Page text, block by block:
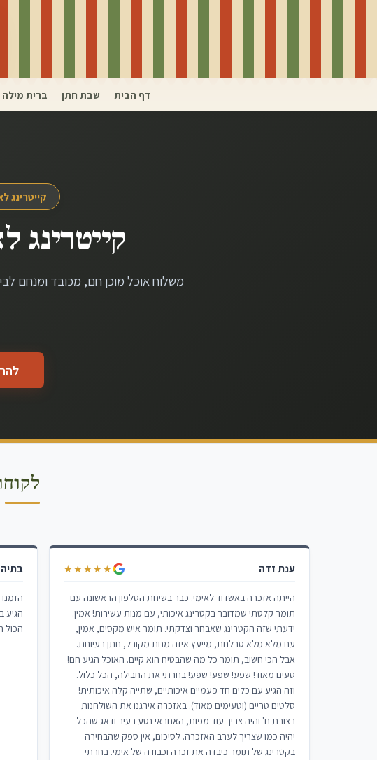
דף הבית שבת חתן ברית מילה
קייטרינג
קייטרינג
משלוח אוכל מוכן חם, מכובד ומנחם
ענת זדה ★★★★★
הייתה אזכרה באשדוד לאימי. כבר בשיחת הטלפון הראשונה עם
תומר קלטתי שמדובר בקטרינג איכותי, עם מנות עשירות! אמין.
ידעתי שזה הקטרינג שאבחר וצדקתי. תומר איש מקסים, אמין,
עם מלא מלא סבלנות, מייעץ איזה מנות מקובל, נותן רעיונות.
אבל הכי חשוב, תומר כל מה שהבטיח הוא קיים. האוכל הגיע חם!
טעים מאוד! שפע! שפע! שפע! בחרתי את החבילה, הכל כלול.
וזה הגיע עם כלים חד פעמיים איכותיים, שתייה קלה איכותית!
סלטים טריים (וטעימים מאוד). באזכרה אירגנו את השולחנות
בצורת ח' והיה צריך עוד מפות, האחראי נסע בעיר ודאג שהכל
יהיה כמו שצריך לערב האזכרה. לסיכום, אין ספק שהבחירה
בקטרינג של תומר כיבדה את זכרה וכבודה של אימי. בחרתי
הגיע
הכול